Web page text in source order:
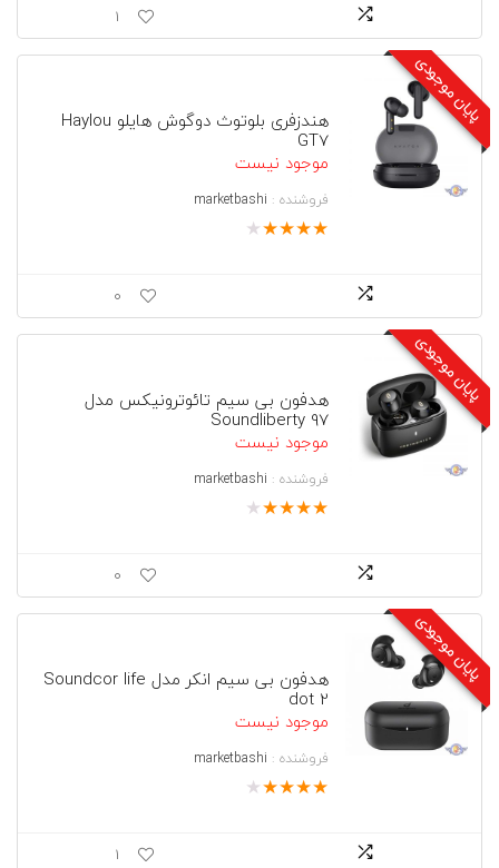
1
پایان موجودی هندزفری بلوتوث دوگوش هایلو Haylou
GT7
موجود نیست
فروشنده : marketbashi
★
★
★
★
★
0
پایان موجودی هدفون بی سیم تائوترونیکس مدل
Soundliberty 97
موجود نیست
فروشنده : marketbashi
★
★
★
★
★
0
پایان موجودی هدفون بی سیم انکر مدل Soundcor life
dot 2
موجود نیست
فروشنده : marketbashi
★
★
★
★
★
1